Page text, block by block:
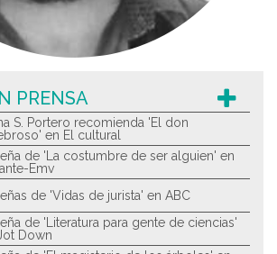
PRENSA
S. Portero recomienda 'El don
en El cultural
de 'La costumbre de ser alguien' en
Emv
de 'Vidas de jurista' en ABC
de 'Literatura para gente de ciencias'
Down